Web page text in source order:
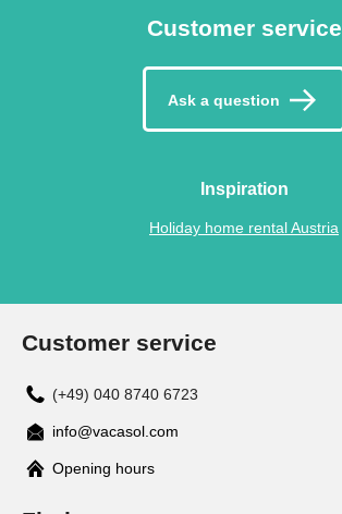
Customer service
Ask a question
Inspiration
Holiday home rental Austria
Customer service
(+49) 040 8740 6723
info@vacasol.com
Opening hours